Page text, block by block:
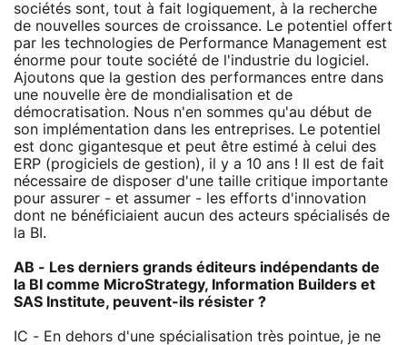
sociétés sont, tout à fait logiquement, à la recherche
de nouvelles sources de croissance. Le potentiel offert
par les technologies de Performance Management est
énorme pour toute société de l'industrie du logiciel.
Ajoutons que la gestion des performances entre dans
une nouvelle ère de mondialisation et de
démocratisation. Nous n'en sommes qu'au début de
son implémentation dans les entreprises. Le potentiel
est donc gigantesque et peut être estimé à celui des
ERP (progiciels de gestion), il y a 10 ans ! Il est de fait
nécessaire de disposer d'une taille critique importante
pour assurer - et assumer - les efforts d'innovation
dont ne bénéficiaient aucun des acteurs spécialisés de
la BI.
AB - Les derniers grands éditeurs indépendants de
la BI comme MicroStrategy, Information Builders et
SAS Institute, peuvent-ils résister ?
IC - En dehors d'une spécialisation très pointue, je ne